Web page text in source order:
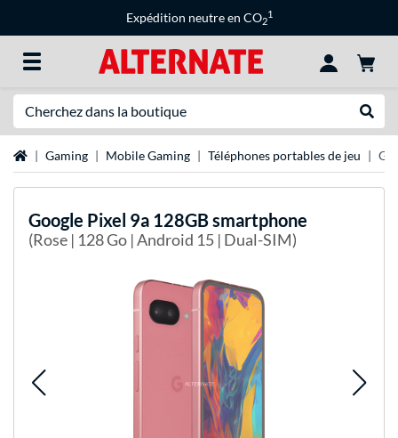
Expédition neutre en CO2
1
Page d'accueil
Gaming Mobile Gaming Téléphones portables de jeu
Google Pixel 9a 128GB smartphone
(Rose | 128 Go | Android 15 | Dual-SIM)